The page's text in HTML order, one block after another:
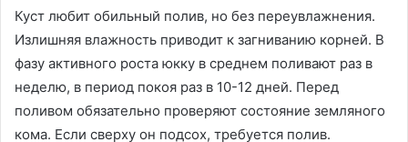
Куст любит обильный полив, но без переувлажнения.
Излишняя влажность приводит к загниванию корней. В
фазу активного роста юкку в среднем поливают раз в
неделю, в период покоя раз в 10-12 дней. Перед
поливом обязательно проверяют состояние земляного
кома. Если сверху он подсох, требуется полив.